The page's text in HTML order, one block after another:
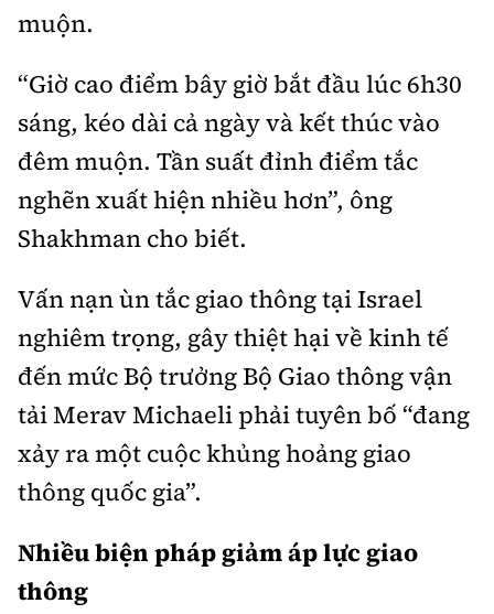
muộn.
“Giờ cao điểm bây giờ bắt đầu lúc 6h30
sáng, kéo dài cả ngày và kết thúc vào
đêm muộn. Tần suất đỉnh điểm tắc
nghẽn xuất hiện nhiều hơn”, ông
Shakhman cho biết.
Vấn nạn ùn tắc giao thông tại Israel
nghiêm trọng, gây thiệt hại về kinh tế
đến mức Bộ trưởng Bộ Giao thông vận
tải Merav Michaeli phải tuyên bố “đang
xảy ra một cuộc khủng hoảng giao
thông quốc gia”.
Nhiều biện pháp giảm áp lực giao
thông